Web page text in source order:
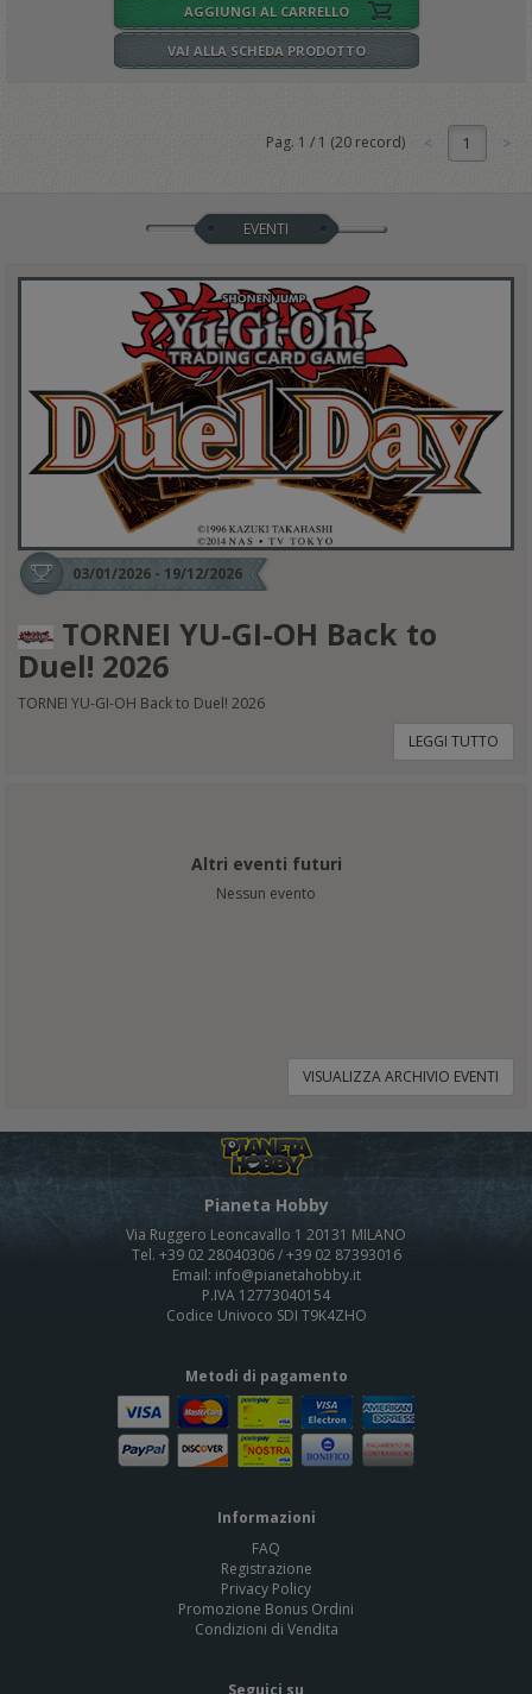
AGGIUNGI AL CARRELLO
VAI ALLA SCHEDA PRODOTTO
Pag. 1 / 1 (20 record) 1
EVENTI
03/01/2026 - 19/12/2026
TORNEI YU-GI-OH Back to
Duel! 2026
TORNEI YU-GI-OH Back to Duel! 2026
LEGGI TUTTO
Altri eventi futuri
Nessun evento
VISUALIZZA ARCHIVIO EVENTI
Pianeta Hobby
Via Ruggero Leoncavallo 1 20131 MILANO
Tel. +39 02 28040306 / +39 02 87393016
Email: info@pianetahobby.it
P.IVA 12773040154
Codice Univoco SDI T9K4ZHO
Metodi di pagamento
Informazioni
FAQ
Registrazione
Privacy Policy
Promozione Bonus Ordini
Condizioni di Vendita
Seguici su